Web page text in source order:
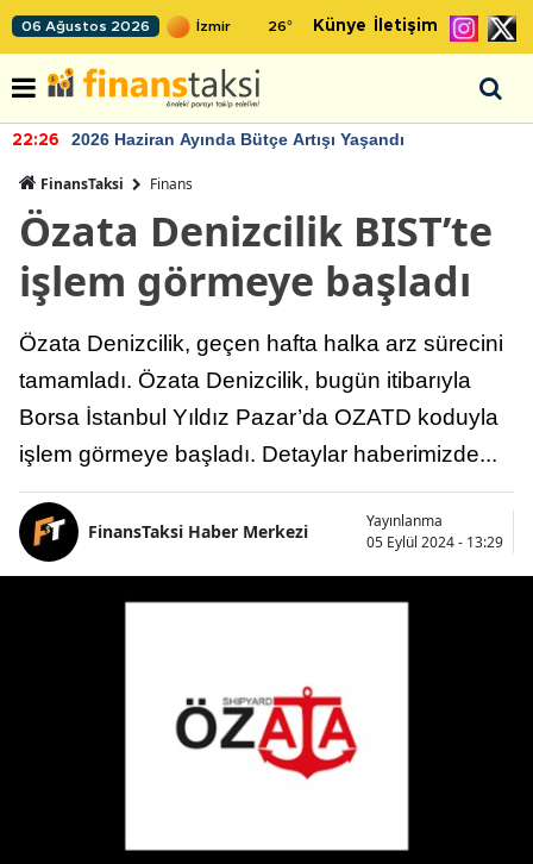
06 Ağustos 2026 26° Künye İletişim
22:26 2026 Haziran Ayında Bütçe Artışı Yaşandı
FinansTaksi Finans
Özata Denizcilik BIST’te
işlem görmeye başladı
Özata Denizcilik, geçen hafta halka arz sürecini
tamamladı. Özata Denizcilik, bugün itibarıyla
Borsa İstanbul Yıldız Pazar’da OZATD koduyla
işlem görmeye başladı. Detaylar haberimizde...
FinansTaksi Haber Merkezi
Yayınlanma
05 Eylül 2024 - 13:29